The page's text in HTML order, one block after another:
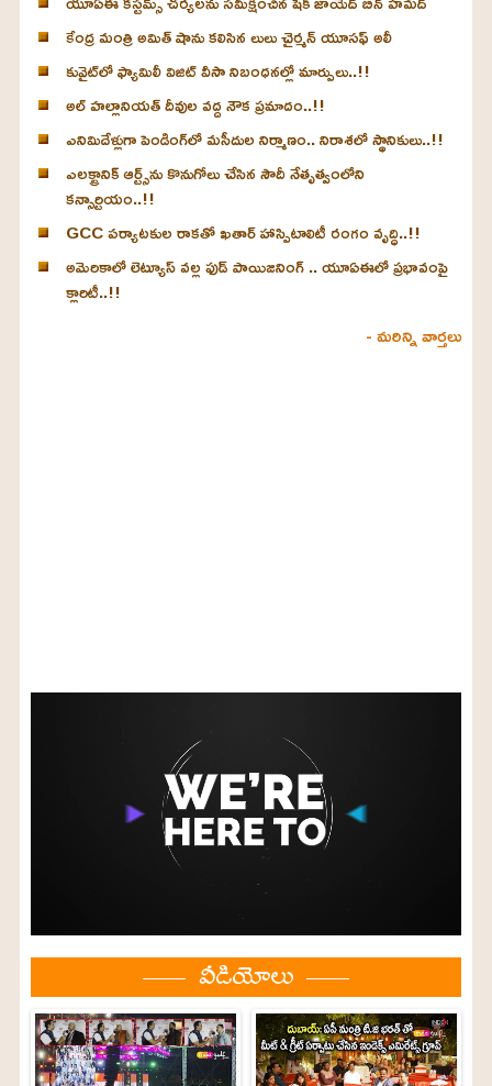
కేంద్ర మంత్రి అమిత్ షాను కలిసిన లులు చైర్మన్ యూసఫ్ అలీ
కువైట్‌లో ఫ్యామిలీ విజిట్ వీసా నిబంధనల్లో మార్పులు..!!
అల్ హల్లానియత్ దీవుల వద్ద నౌక ప్రమాదం..!!
ఎనిమిదేళ్లుగా పెండింగ్‌లో మసీదుల నిర్మాణం.. నిరాశలో స్థానికులు..!!
ఎలక్ట్రానిక్ ఆర్ట్స్‌ను కొనుగోలు చేసిన సౌదీ నేతృత్వంలోని
కన్సార్టియం..!!
GCC పర్యాటకుల రాకతో ఖతార్ హాస్పిటాలిటీ రంగం వృద్ధి..!!
అమెరికాలో లెట్యూస్ వల్ల ఫుడ్ పాయిజనింగ్ .. యూఏఈలో ప్రభావంపై
క్లారిటీ..!!
- మరిన్ని వార్తలు
వీడియోలు